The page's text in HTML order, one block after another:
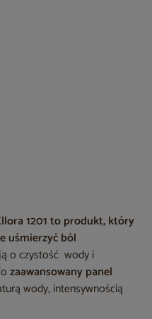
1201 to produkt, który
uśmierzyć ból
o czystość wody i
zaawansowany panel
wody, intensywnością